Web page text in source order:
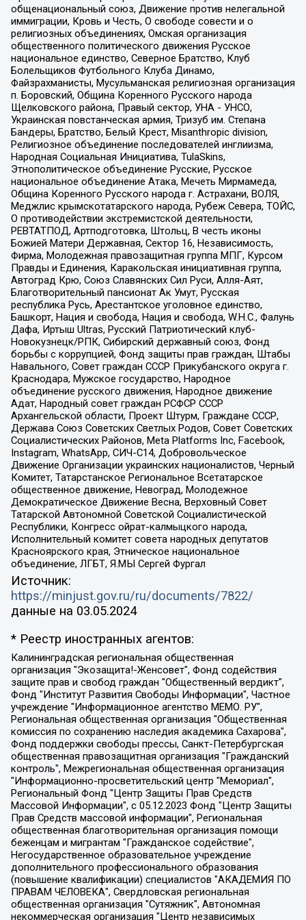
общенациональный союз, Движение против нелегальной
иммиграции, Кровь и Честь, О свободе совести и о
религиозных объединениях, Омская организация
общественного политического движения Русское
национальное единство, Северное Братство, Клуб
Болельщиков Футбольного Клуба Динамо,
Файзрахманисты, Мусульманская религиозная организация
п. Боровский, Община Коренного Русского народа
Щелковского района, Правый сектор, УНА - УНСО,
Украинская повстанческая армия, Тризуб им. Степана
Бандеры, Братство, Белый Крест, Misanthropic division,
Религиозное объединение последователей инглиизма,
Народная Социальная Инициатива, TulaSkins,
Этнополитическое объединение Русские, Русское
национальное объединение Атака, Мечеть Мирмамеда,
Община Коренного Русского народа г. Астрахани, ВОЛЯ,
Меджлис крымскотатарского народа, Рубеж Севера, ТОЙС,
О противодействии экстремистской деятельности,
РЕВТАТПОД, Артподготовка, Штольц, В честь иконы
Божией Матери Державная, Сектор 16, Независимость,
Фирма, Молодежная правозащитная группа МПГ, Курсом
Правды и Единения, Каракольская инициативная группа,
Автоград Крю, Союз Славянских Сил Руси, Алля-Аят,
Благотворительный пансионат Ак Умут, Русская
республика Русь, Арестантское уголовное единство,
Башкорт, Нация и свобода, Нация и свобода, W.H.С., Фалунь
Дафа, Иртыш Ultras, Русский Патриотический клуб-
Новокузнецк/РПК, Сибирский державный союз, Фонд
борьбы с коррупцией, Фонд защиты прав граждан, Штабы
Навального, Совет граждан СССР Прикубанского округа г.
Краснодара, Мужское государство, Народное
объединение русского движения, Народное движение
Адат, Народный совет граждан РСФСР СССР
Архангельской области, Проект Штурм, Граждане СССР,
Держава Союз Советских Светлых Родов, Совет Советских
Социалистических Районов, Meta Platforms Inc, Facebook,
Instagram, WhatsApp, СИЧ-С14, Добровольческое
Движение Организации украинских националистов, Черный
Комитет, Татарстанское Региональное Всетатарское
общественное движение, Невоград, Молодежное
Демократическое Движение Весна, Верховный Совет
Татарской Автономной Советской Социалистической
Республики, Конгресс ойрат-калмыцкого народа,
Исполнительный комитет совета народных депутатов
Красноярского края, Этническое национальное
объединение, ЛГБТ, Я.МЫ Сергей Фургал
Источник:
https://minjust.gov.ru/ru/documents/7822/
данные на 03.05.2024
* Реестр иностранных агентов:
Калининградская региональная общественная организация "Экозащита!-Женсовет", Фонд содействия защите прав и свобод граждан "Общественный вердикт", Фонд "Институт Развития Свободы Информации", Частное учреждение "Информационное агентство МЕМО. РУ", Региональная общественная организация "Общественная комиссия по сохранению наследия академика Сахарова", Фонд поддержки свободы прессы, Санкт-Петербургская общественная правозащитная организация "Гражданский контроль", Межрегиональная общественная организация "Информационно-просветительский центр "Мемориал", Региональный Фонд "Центр Защиты Прав Средств Массовой Информации", с 05.12.2023 Фонд "Центр Защиты Прав Средств массовой информации", Региональная общественная благотворительная организация помощи беженцам и мигрантам "Гражданское содействие", Негосударственное образовательное учреждение дополнительного профессионального образования (повышение квалификации) специалистов "АКАДЕМИЯ ПО ПРАВАМ ЧЕЛОВЕКА", Свердловская региональная общественная организация "Сутяжник", Автономная некоммерческая организация "Центр независимых социологических исследований", Союз общественных объединений "Российский исследовательский центр по правам человека", Региональное общественное учреждение научно-информационный центр "МЕМОРИАЛ", Некоммерческая организация "Фонд защиты гласности", Автономная некоммерческая организация "Институт прав человека", Городская общественная организация "Екатеринбургское общество "МЕМОРИАЛ", Городская общественная организация "Рязанское историко-просветительское и правозащитное общество "Мемориал" (Рязанский Мемориал), Челябинский региональный орган общественной самодеятельности – женское общественное объединение "Женщины Евразии", Челябинский региональный орган общественной самодеятельности "Уральская правозащитная группа", Фонд содействия защите здоровья и социальной справедливости имени Андрея Рылькова, Автономная Некоммерческая Организация "Аналитический Центр Юрия Левады", Автономная некоммерческая организация социальной поддержки населения "Проект Апрель", Региональная общественная организация помощи женщинам и детям, находящимся в кризисной ситуации "Информационно-методический центр "Анна", Фонд содействия развитию массовых коммуникаций и правовому просвещению "Так-так-Так", Фонд содействия устойчивому развитию "Серебряная тайга", Свердловский региональный общественный фонд социальных проектов "Новое время", "Idel.Реалии", Кавказ.Реалии, Крым.Реалии, Телеканал Настоящее Время, Татаро-башкирская служба Радио Свобода (Azatliq Radiosi), Радио Свободная Европа/Радио Свобода (PCE/PC), "Сибирь.Реалии", "Фактограф", Благотворительный фонд помощи осужденным и их семьям, Автономная некоммерческая организация "Институт глобализации и социальных движений", Фонд "В защиту прав заключенных", Частное учреждение "Центр поддержки и содействия развитию средств массовой информации", Пензенский региональный общественный благотворительный фонд "Гражданский союз", "Север.Реалии", Некоммерческая организация Фонд "Правовая инициатива", Общество с ограниченной ответственностью "Радио Свободная Европа/Радио Свобода", Чешское информационное агентство "MEDIUM-ORIENT", Красноярская региональная общественная организация "Мы против СПИДа", Камалягин Денис Николаевич, Маркелов Сергей Евгеньевич, Пономарев Лев Александрович, Савицкая Людмила Алексеевна, Автономная некоммерческая организация "Центр по работе с проблемой насилия "НАСИЛИЮ.НЕТ", Межрегиональный профессиональный союз работников здравоохранения "Альянс врачей", Юридическое лицо, зарегистрированное в Латвийской Республике, SIA "Medusa Project" (регистрационный номер 40103797863, дата регистрации 10.06.2014), Некоммерческая организация "Фонд по борьбе с коррупцией", Автономная некоммерческая организация "Институт права и публичной политики", Баданин Роман Сергеевич, Гликин Максим Александрович, Железнова Мария Михайловна, Лукьянова Юлия Сергеевна, Маетная Елизавета Витальевна, Маняхин Петр Борисович, Чуракова Ольга Владимировна, Ярош Юлия Петровна, Юридическое лицо "The Insider SIA", зарегистрированное в Риге, Латвийская Республика (дата регистрации 26.06.2015), являющееся администратором доменного имени интернет-издания "The Insider SIA", https://theins.ru, Постернак Алексей Евгеньевич, Рубин Михаил Аркадьевич, Анин Роман Александрович, Юридическое лицо Istories fonds, зарегистрированное в Латвийской Республике (регистрационный номер 50008295751, дата регистрации 24.02.2020), Великовский Дмитрий Александрович, Долинина Ирина Николаевна, Мароховская Алеся Алексеевна, Шлейнов Роман Юрьевич, Шмагун Олеся Валентиновна, Общество с ограниченной ответственностью "Альтаир 2021", Общество с ограниченной ответственностью "Вега 2021", Общество с ограниченной ответственностью "Главный редактор 2021", Общество с ограниченной ответственностью "Ромашки монолит", Важенков Артем Валерьевич, Ивановская областная общественная организация "Центр гендерных исследований", Гурман Юрий Альбертович, Медиапроект "ОВД-Инфо", Егоров Владимир Владимирович, Жилинский Владимир Александрович, Общество с ограниченной ответственностью "ЗП", Иванова София Юрьевна, Карезина Инна Павловна, Кильтау Екатерина Викторовна, Петров Алексей Викторович, Пискунов Сергей Евгеньевич, Смирнов Сергей Сергеевич, Тихонов Михаил Сергеевич, Общество с ограниченной ответственностью "ЖУРНАЛИСТ-ИНОСТРАННЫЙ АГЕНТ", Арапова Галина Юрьевна, Вольтская Татьяна Анатольевна, Американская компания "Mason G.E.S. Anonymous Foundation" (США), являющаяся владельцем интернет-издания https://mnews.world/, Компания "Stichting Bellingcat", зарегистрированная в Нидерландах (дата регистрации 11.07.2018), Захаров Андрей Вячеславович, Клепиковская Екатерина Дмитриевна, Общество с ограниченной ответственностью "МЕМО", Перл Роман Александрович, Симонов Евгений Алексеевич, Соловьева Елена Анатольевна, Сотников Даниил Владимирович, Сурначева Елизавета Дмитриевна, Автономная некоммерческая организация по защите прав человека и информированию населения "Якутия – Наше Мнение", Общество с ограниченной ответственностью "Москоу диджитал медиа", с 26.01.2023 Общество с ограниченной ответственностью "Чайка Белые сады", Ветошкина Валерия Валерьевна, Заговора Максим Александрович, Межрегиональное общественное движение "Российская ЛГБТ - сеть", Оленичев Максим Владимирович, Павлов Иван Юрьевич, Скворцова Елена Сергеевна, Общество с ограниченной ответственностью "Как бы инагент", Кочетков Игорь Викторович, Общество с ограниченной ответственностью "Честные выборы", Еланчик Олег Александрович, Общество с ограниченной ответственностью "Нобелевский призыв", Гималова Регина Эмилевна, Григорьев Андрей Валерьевич, Григорьева Алина Александровна, Ассоциация по содействию защите прав призывников, альтернативнослужащих и военнослужащих "Правозащитная группа "Гражданин.Армия.Право", Хисамова Регина Фаритовна, Автономная некоммерческая организация по реализации социально-правовых программ "Лилит", Дальневосточное общественное движение "Маяк", Санкт-Петербургская ЛГБТ-инициативная группа "Выход", Инициативная группа ЛГБТ+ "Реверс", Алексеев Андрей Викторович, Бекбулатова Таисия Львовна, Беляев Иван Михайлович, Владыкина Елена Сергеевна, Гельман Марат Александрович, Никульшина Вероника Юрьевна, Толоконникова Надежда Андреевна, Шендерович Виктор Анатольевич, Общество с ограниченной ответственностью "Данное сообщение", Общество с ограниченной ответственностью Издательский дом "Новая глава", Айнбиндер Александра Александровна, Московский комьюнити-центр для ЛГБТ+инициатив, Благотворительный фонд развития филантропии, Deutsche Welle (Германия, Kurt-Schumacher-Strasse 3, 53113 Bonn), Борзунова Мария Михайловна, Воробьев Виктор Викторович, Голубева Анна Львовна, Константинова Алла Михайловна, Малкова Ирина Владимировна, Мурадов Мурад Абдулгалимович, Осетинская Елизавета Николаевна, Понасенков Евгений Николаевич, Ганапольский Матвей Юрьевич, Киселев Евгений Алексеевич, Борухович Ирина Григорьевна, Дремин Иван Тимофеевич, Дубровский Дмитрий Викторович, Красноярская региональная общественная организация поддержки и развития альтернативных образовательных технологий и межкультурных коммуникаций "ИНТЕРРА", Маяковская Екатерина Алексеевна, Фейгин Марк Захарович, Филимонов Андрей Викторович, Дзугкоева Регина Николаевна, Доброхотов Роман Александрович, Дудь Юрий Александрович, Елкин Сергей Владимирович, Кругликов Кирилл Игоревич, Сабунаева Мария Леонидовна, Семенов Алексей Владимирович, Шаинян Карен Багратович, Шульман Екатерина Михайловна, Асафьев Артур Валерьевич, Вахштайн Виктор Семенович, Венедиктов Алексей Алексеевич, Лушникова Екатерина Евгеньевна, Волков Леонид Михайлович, Невзоров Александр Глебович, Пархоменко Сергей Борисович, Сироткин Ярослав Николаевич, Кара-Мурза Владимир Владимирович, Баранова Наталья Владимировна, Гозман Леонид Яковлевич, Кагарлицкий Борис Юльевич, Климарев Михаил Валерьевич, Милов Владимир Станиславович, Автономная некоммерческая организация Краснодарский центр современного искусства "Типография", Моргенштерн Алишер Тагирович, Соболь Любовь Эдуардовна, Общество с ограниченной ответственностью "ЛИЗА НОРМ", Каспаров Гарри Кимович, Ходорковский Михаил Борисович, Общество с ограниченной ответственностью "Апрельские тезисы", Данилович Ирина Брониславовна, Кашин Олег Владимирович, Петров Николай Владимирович, Пивоваров Алексей Владимирович, Соколов Михаил Владимирович, Цветкова Юлия Владимировна, Чичваркин Евгений Александрович, Комитет против пыток/Команда против пыток, Общество с ограниченной ответственностью "Первый научный", Общество с ограниченной ответственностью "Вертолет и ко", Белоцерковская Вероника Борисовна, Кац Максим Евгеньевич, Лазарева Татьяна Юрьевна, Шаведдинов Руслан Табризович, Яшин Илья Валерьевич, Общество с ограниченной ответственностью "Иноагент ААВ", Алешковский Дмитрий Петрович, Альбац Евгения Марковна, Быков Дмитрий Львович, Галямина Юлия Евгеньевна, Лойко Сергей Леонидович, Мартынов Кирилл Константинович, Медведев Сергей Александрович, Крашенинников Федор Геннадиевич, Гордеева Катерина Вл